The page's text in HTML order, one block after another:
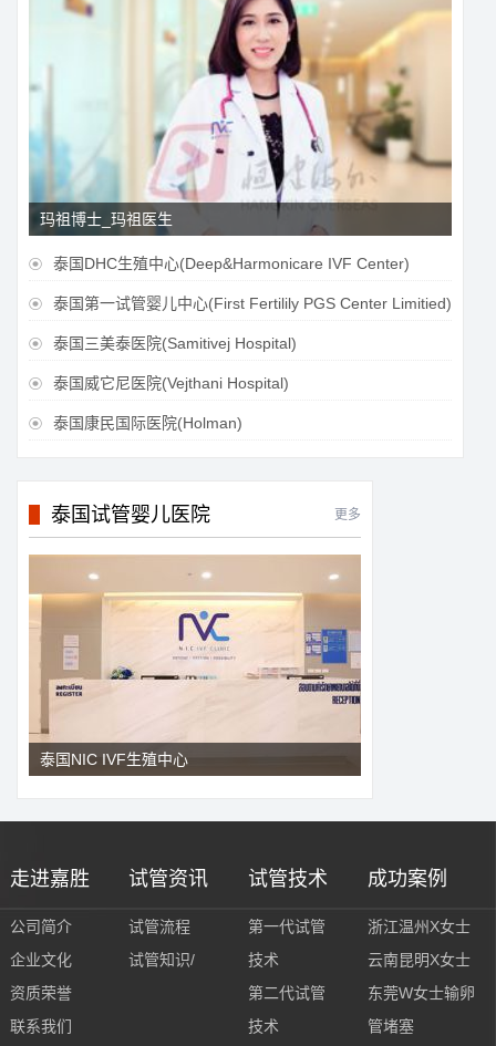
玛祖博士_玛祖医生
 泰国DHC生殖中心(Deep&Harmonicare IVF Center)
 泰国第一试管婴儿中心(First Fertilily PGS Center Limitied)
 泰国三美泰医院(Samitivej Hospital)
 泰国威它尼医院(Vejthani Hospital)
 泰国康民国际医院(Holman)
泰国试管婴儿医院 更多
泰国NIC IVF生殖中心
走进嘉胜
公司简介
企业文化
资质荣誉
联系我们
试管资讯
试管流程
试管知识/
试管技术
第一代试管
技术
第二代试管
技术
成功案例
浙江温州X女士
云南昆明X女士
东莞W女士输卵
管堵塞